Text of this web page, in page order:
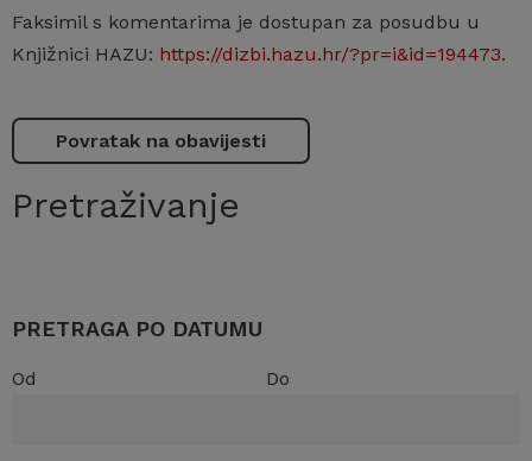
Faksimil s komentarima je dostupan za posudbu u
Knjižnici HAZU: https://dizbi.hazu.hr/?pr=i&id=194473.
Povratak na obavijesti
Pretraživanje
PRETRAGA PO DATUMU
Od Do